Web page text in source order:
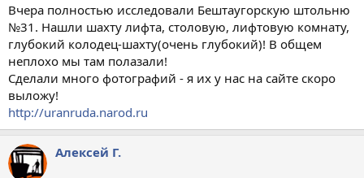
Вчера полностью исследовали Бештаугорскую штольню
№31. Нашли шахту лифта, столовую, лифтовую комнату,
глубокий колодец-шахту(очень глубокий)! В общем
неплохо мы там полазали!
Сделали много фотографий - я их у нас на сайте скоро
выложу!
http://uranruda.narod.ru
Алексей Г.